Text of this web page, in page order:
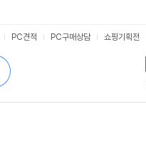
PC견적 PC구매상담 쇼핑기획전